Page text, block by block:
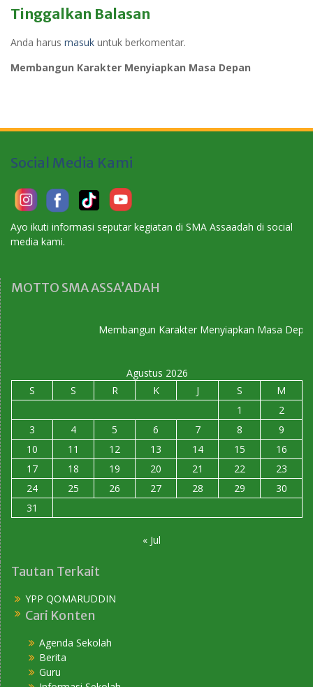
Tinggalkan Balasan
Anda harus masuk untuk berkomentar.
Membangun Karakter Menyiapkan Masa Depan
Social Media Kami
Ayo ikuti informasi seputar kegiatan di SMA Assaadah di social
media kami.
MOTTO SMA ASSA’ADAH
Membangun Karakter Menyiapkan Masa Depan
Agustus 2026
S
S R K J S
M
1
2
3
4 5 6 7 8
9
10
11 12 13 14 15
16
17
18 19 20 21 22
23
24
25 26 27 28 29
30
31
« Jul
Tautan Terkait
YPP QOMARUDDIN
Cari Konten
Agenda Sekolah
Berita
Guru